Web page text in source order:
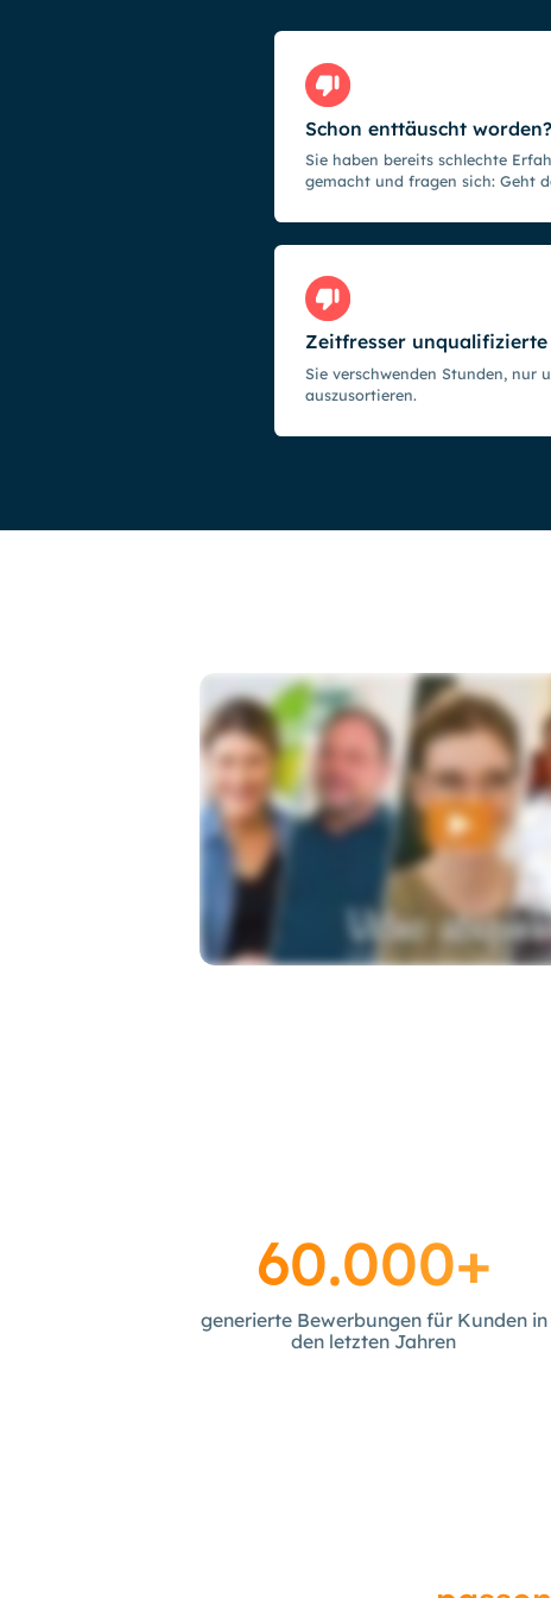
Schon enttäuscht worden?
Sie haben bereits schlechte
gemacht und fragen sich: Geht
Zeitfresser
Sie verschwenden Stunden, nur
auszusortieren.
60.000+
generierte Bewerbungen für Kunden in
den letzten Jahren